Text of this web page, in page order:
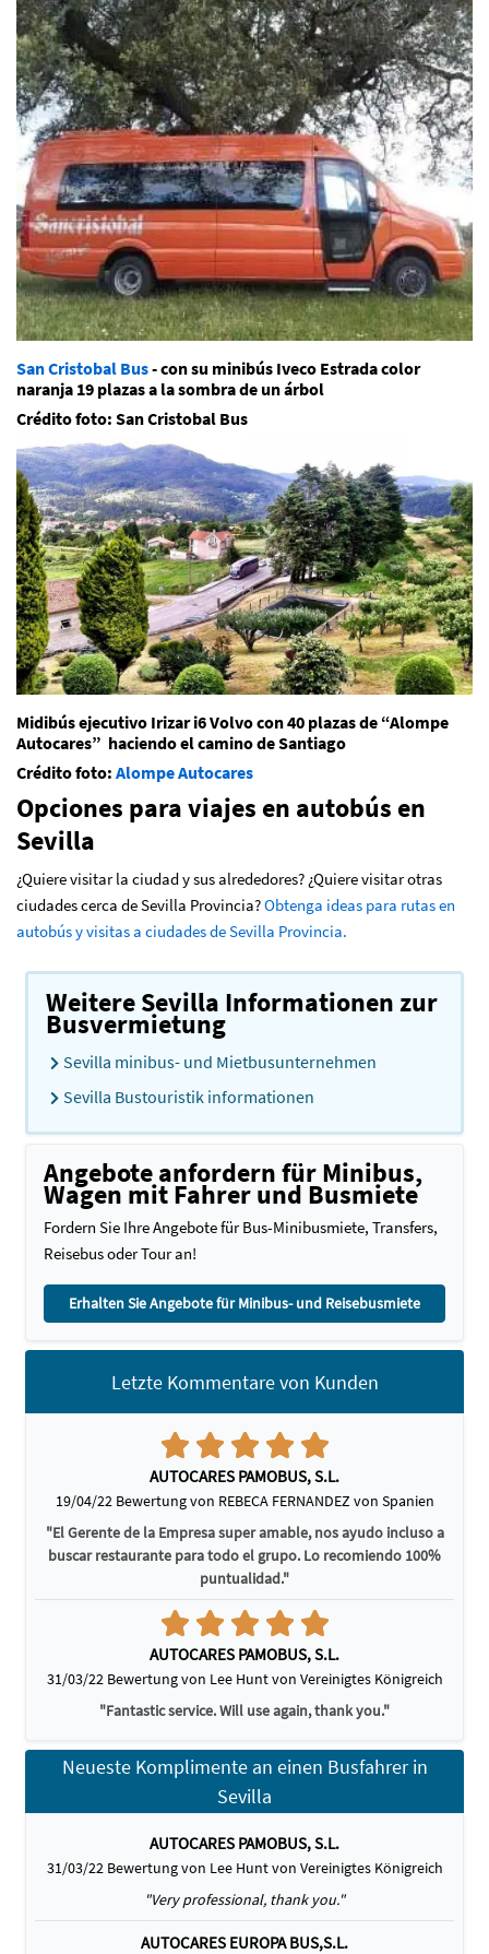
San Cristobal Bus- con su minibús Iveco Estrada color
naranja 19 plazas a la sombra de un árbol
Crédito foto: San Cristobal Bus
Midibús ejecutivo Irizar i6 Volvo con 40 plazas de “Alompe
Autocares” haciendo el camino de Santiago
Crédito foto: Alompe Autocares
Opciones para viajes en autobús en
Sevilla
¿Quiere visitar la ciudad y sus alrededores? ¿Quiere visitar otras
ciudades cerca de Sevilla Provincia?Obtenga ideas para rutas en
autobús y visitas a ciudades de Sevilla Provincia.
Weitere Sevilla Informationen zur
Busvermietung
Sevilla minibus- und Mietbusunternehmen
Sevilla Bustouristik informationen
Angebote anfordern für Minibus,
Wagen mit Fahrer und Busmiete
Fordern Sie Ihre Angebote für Bus-Minibusmiete, Transfers,
Reisebus oder Tour an!
Erhalten Sie Angebote für Minibus- und Reisebusmiete
Letzte Kommentare von Kunden
AUTOCARES PAMOBUS, S.L.
19/04/22 Bewertung von REBECA FERNANDEZ von Spanien
"El Gerente de la Empresa super amable, nos ayudo incluso a
buscar restaurante para todo el grupo. Lo recomiendo 100%
puntualidad."
AUTOCARES PAMOBUS, S.L.
31/03/22 Bewertung von Lee Hunt von Vereinigtes Königreich
"Fantastic service. Will use again, thank you."
Neueste Komplimente an einen Busfahrer in
Sevilla
AUTOCARES PAMOBUS, S.L.
31/03/22 Bewertung von Lee Hunt von Vereinigtes Königreich
"Very professional, thank you."
AUTOCARES EUROPA BUS,S.L.